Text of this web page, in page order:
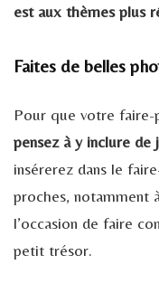
est aux thèmes plus
Faites de belles
Pour que votre faire-
pensez à y inclure de
insérerez dans le
proches, notamment
l’occasion de faire
petit trésor.